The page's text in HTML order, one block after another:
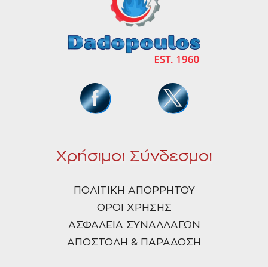
Χρήσιμοι Σύνδεσμοι
ΠΟΛΙΤΙΚΗ ΑΠΟΡΡΗΤΟΥ
ΟΡΟΙ ΧΡΗΣΗΣ
ΑΣΦΑΛΕΙΑ ΣΥΝΑΛΛΑΓΩΝ
ΑΠΟΣΤΟΛΗ & ΠΑΡΑΔΟΣΗ